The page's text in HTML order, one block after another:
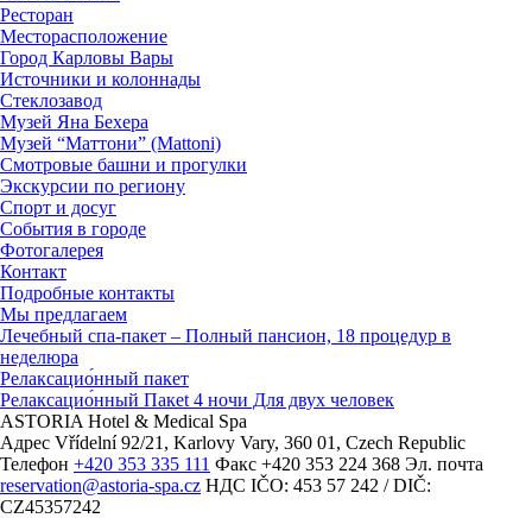
Ресторан
Месторасположение
Город Карловы Вары
Источники и колоннады
Стеклозавод
Музей Яна Бехера
Музей “Маттони” (Mattoni)
Смотровые башни и прогулки
Экскурсии по региону
Спорт и досуг
События в городе
Фотогалерея
Контакт
Подробные контакты
Мы предлагаем
Лечебный спа-пакет – Полный пансион, 18 процедур в
неделюpa
Релаксацио́нный пакет
Релаксацио́нный Пакеt 4 ночи Для двух человек
ASTORIA Hotel & Medical Spa
Адрес Vřídelní 92/21, Karlovy Vary, 360 01, Czech Republic
Телефон +420 353 335 111 Факс +420 353 224 368 Эл. почта
reservation@astoria-spa.cz НДС IČO: 453 57 242 / DIČ:
CZ45357242